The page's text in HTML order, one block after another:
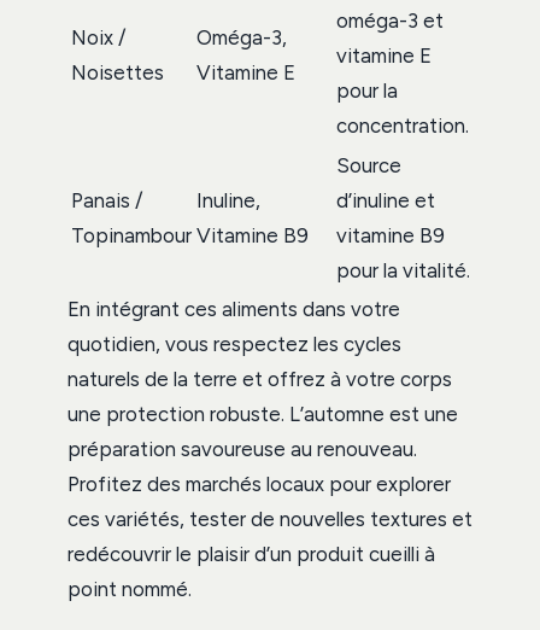
Noix /
Noisettes
Oméga-3,
Vitamine E
oméga-3 et
vitamine E
pour la
concentration.
Panais /
Topinambour
Inuline,
Vitamine B9
Source
d’inuline et
vitamine B9
pour la vitalité.
En intégrant ces aliments dans votre
quotidien, vous respectez les cycles
naturels de la terre et offrez à votre corps
une protection robuste. L’automne est une
préparation savoureuse au renouveau.
Profitez des marchés locaux pour explorer
ces variétés, tester de nouvelles textures et
redécouvrir le plaisir d’un produit cueilli à
point nommé.